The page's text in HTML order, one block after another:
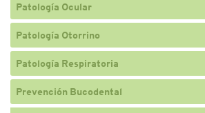
Patología Ocular
Patología Otorrino
Patología Respiratoria
Prevención Bucodental